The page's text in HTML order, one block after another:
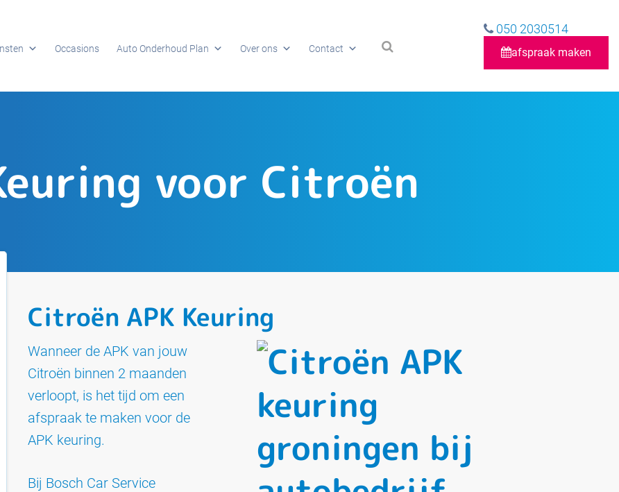
Occasions Auto Onderhoud Plan Over ons Contact
050 2030514
afspraak maken
voor Citroën
Citroën APK Keuring
Wanneer de APK van jouw
Citroën binnen 2 maanden
verloopt, is het tijd om een
afspraak te maken voor de
APK keuring.
Bij Bosch Car Service